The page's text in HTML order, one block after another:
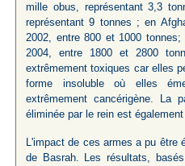
mille obus, représentant 3,3
représentant 9 tonnes ; en
2002, entre 800 et 1000
2004, entre 1800 et 2800
extrêmement toxiques car elles
forme insoluble où elles
extrêmement cancérigène. La
éliminée par le rein est
L'impact de ces armes a pu être
de Basrah. Les résultats,